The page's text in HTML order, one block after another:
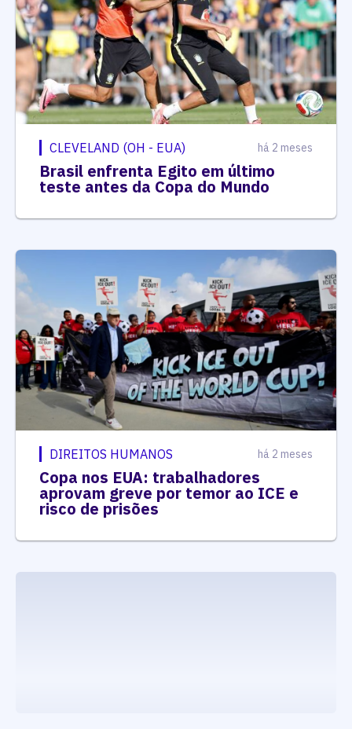
CLEVELAND (OH - EUA) há 2 meses
Brasil enfrenta Egito em último
teste antes da Copa do Mundo
DIREITOS HUMANOS há 2 meses
Copa nos EUA: trabalhadores
aprovam greve por temor ao ICE e
risco de prisões